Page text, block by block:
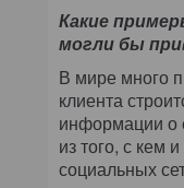
Какие
могли бы
В мире много
клиента
информации о
из того, с кем
социальных